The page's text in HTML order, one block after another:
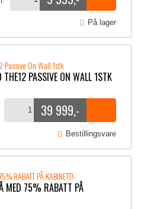
PASSIVE ON WALL 1STK
39 999,-
Bestillingsvare
MED 75% RABATT PÅ
På lager